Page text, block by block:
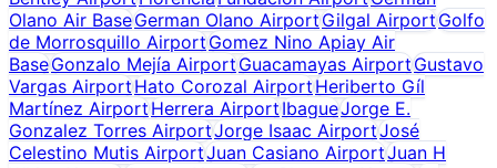
Olano Air BaseGerman Olano AirportGilgal AirportGolfo
de Morrosquillo AirportGomez Nino Apiay Air
BaseGonzalo Mejía AirportGuacamayas AirportGustavo
Vargas AirportHato Corozal AirportHeriberto Gíl
Martínez AirportHerrera AirportIbagueJorge E.
Gonzalez Torres AirportJorge Isaac AirportJosé
Celestino Mutis AirportJuan Casiano AirportJuan H